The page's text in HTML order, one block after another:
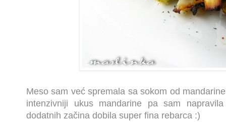
Meso sam već spremala sa sokom od
intenzivniji ukus mandarine pa sam
dodatnih začina dobila super fina rebarca :)